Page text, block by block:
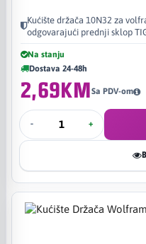
Kućište držača 10N32 za
odgovarajući prednji sklop
Na stanju
Dostava 24-48h
2,69KMSa PDV-om
- +